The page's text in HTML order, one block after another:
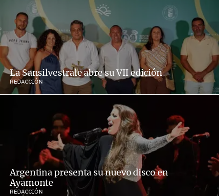
La Sansilvestrale abre su VII edición
REDACCIÓN
Argentina presenta su nuevo disco en
Ayamonte
REDACCIÓN